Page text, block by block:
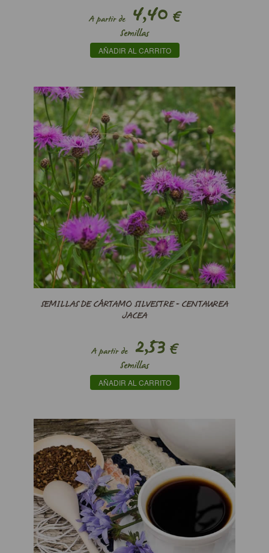
A partir de4,40 €
Semillas
AÑADIR AL CARRITO
SEMILLAS DE CÁRTAMO SILVESTRE - CENTAUREA
JACEA
A partir de2,53 €
Semillas
AÑADIR AL CARRITO